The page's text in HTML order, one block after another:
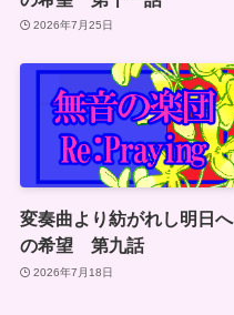
2026年7月25日
変奏曲より紡がれし明日へ
の希望 第九話
2026年7月18日